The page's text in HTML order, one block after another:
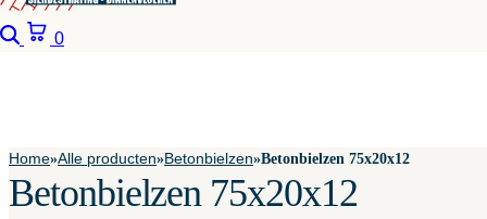
Zoeken
0
Home»Alle producten»Betonbielzen»Betonbielzen 75x20x12
Betonbielzen 75x20x12